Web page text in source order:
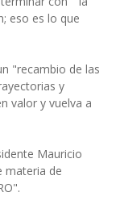
eso es lo que
"recambio de las
y
valor y vuelva a
Mauricio
materia de